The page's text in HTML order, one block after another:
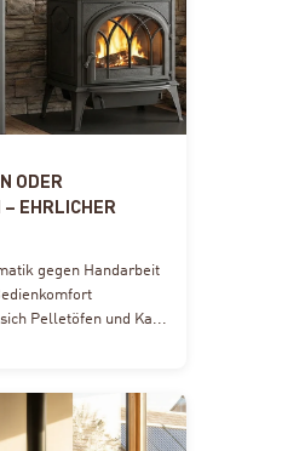
ODER
– EHRLICHER
gegen Handarbeit
Pelletöfen und Ka...